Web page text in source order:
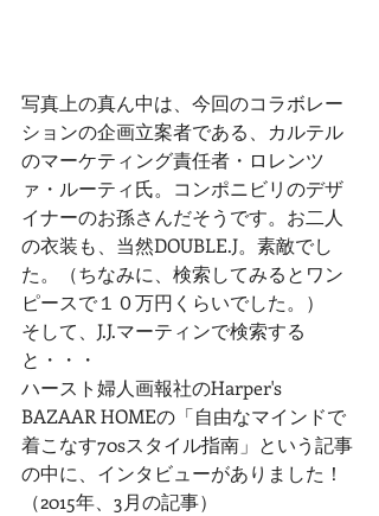
写真上の真ん中は、今回のコラボレー
ションの企画立案者である、カルテル
のマーケティング責任者・ロレンツ
ァ・ルーティ氏。コンポニビリのデザ
イナーのお孫さんだそうです。お二人
の衣装も、当然DOUBLE.J。素敵でし
た。（ちなみに、検索してみるとワン
ピースで１０万円くらいでした。）
そして、J.J.マーティンで検索する
と・・・
ハースト婦人画報社のHarper's
BAZAAR HOMEの「自由なマインドで
着こなす70sスタイル指南」という記事
の中に、インタビューがありました！
（2015年、3月の記事）